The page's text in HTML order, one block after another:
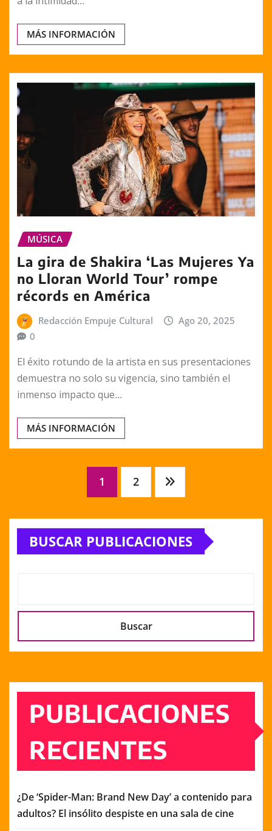
MÁS INFORMACIÓN
MÚSICA
La gira de Shakira ‘Las Mujeres Ya
no Lloran World Tour’ rompe
récords en América
Redacción Empuje Cultural
Ago 20, 2025
0
El éxito rotundo de la artista en sus presentaciones
demuestra no solo su vigencia, sino también el
inmenso impacto que…
MÁS INFORMACIÓN
Paginación
de
entradas
1 2
BUSCAR PUBLICACIONES
Buscar
PUBLICACIONES
RECIENTES
¿De ‘Spider-Man: Brand New Day’ a contenido para
adultos? El insólito despiste en una sala de cine